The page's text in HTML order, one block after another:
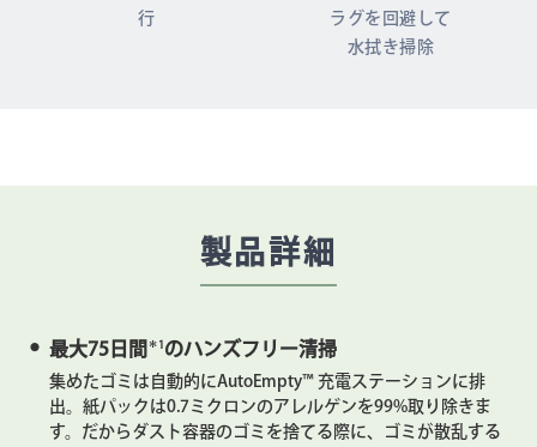
行
ラグを回避して
水拭き掃除
製品詳細
最大75日間 ＊1 のハンズフリー清掃
集めたゴミは自動的にAutoEmpty™ 充電ステーションに排
出。紙パックは0.7ミクロンのアレルゲンを99%取り除きま
す。だからダスト容器のゴミを捨てる際に、ゴミが散乱する